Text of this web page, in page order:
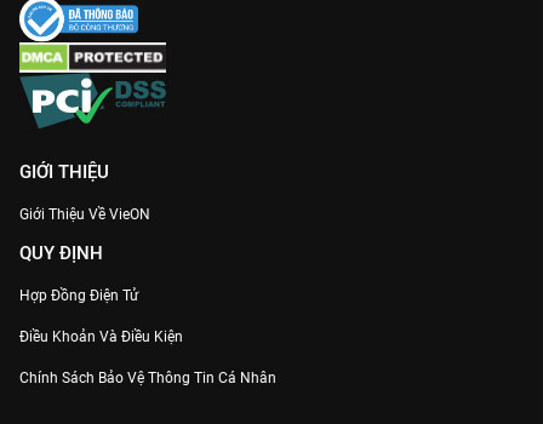
GIỚI THIỆU
Giới Thiệu Về VieON
QUY ĐỊNH
Hợp Đồng Điện Tử
Điều Khoản Và Điều Kiện
Chính Sách Bảo Vệ Thông Tin Cá Nhân